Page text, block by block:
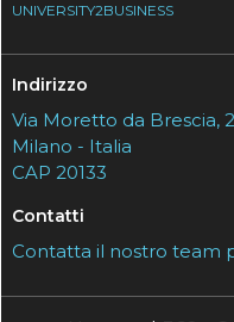
UNIVERSITY2BUSINESS
Indirizzo
Via Moretto da Brescia,
Milano - Italia
CAP 20133
Contatti
Contatta il nostro team